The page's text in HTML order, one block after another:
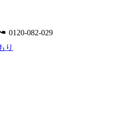
0120-082-029
り